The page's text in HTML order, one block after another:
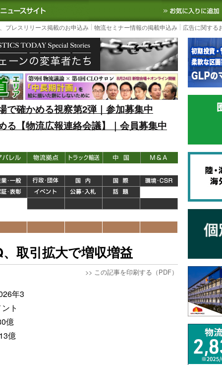
｜国内最大の物流ニュースサイト3PL, SCMなど国内外の最新の物流
プレスリリース掲載のお申込み 物流セミナー情報の掲載申込み 広告に関する
で確かめる視察第2弾｜参加募集中
る【物流広報連絡会議】｜会員募集中
取引拡大で増収増益
>> この記事を印刷する（PDF）
年3
ト
億
億